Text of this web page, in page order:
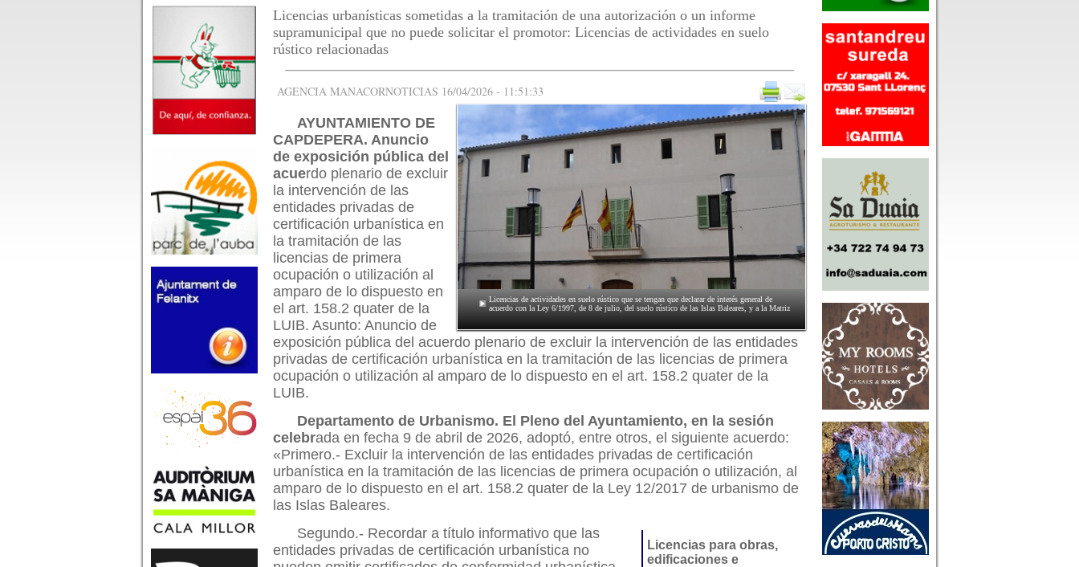
Licencias urbanísticas sometidas a la tramitación de una autorización o un informe
supramunicipal que no puede solicitar el promotor: Licencias de actividades en suelo
rústico relacionadas
AGENCIA MANACORNOTICIAS 16/04/2026 - 11:51:33
Licencias de actividades en suelo rústico que se tengan que declarar de interés general de
acuerdo con la Ley 6/1997, de 8 de julio, del suelo rústico de las Islas Baleares, y a la Matriz
AYUNTAMIENTO DE
CAPDEPERA. Anuncio
de exposición pública del
acuerdo plenario de excluir
la intervención de las
entidades privadas de
certificación urbanística en
la tramitación de las
licencias de primera
ocupación o utilización al
amparo de lo dispuesto en
el art. 158.2 quater de la
LUIB. Asunto: Anuncio de
exposición pública del acuerdo plenario de excluir la intervención de las entidades
privadas de certificación urbanística en la tramitación de las licencias de primera
ocupación o utilización al amparo de lo dispuesto en el art. 158.2 quater de la
LUIB.
Departamento de Urbanismo. El Pleno del Ayuntamiento, en la sesión
celebrada en fecha 9 de abril de 2026, adoptó, entre otros, el siguiente acuerdo:
«Primero.- Excluir la intervención de las entidades privadas de certificación
urbanística en la tramitación de las licencias de primera ocupación o utilización, al
amparo de lo dispuesto en el art. 158.2 quater de la Ley 12/2017 de urbanismo de
las Islas Baleares.
Licencias para obras,
edificaciones e
Segundo.- Recordar a título informativo que las
entidades privadas de certificación urbanística no